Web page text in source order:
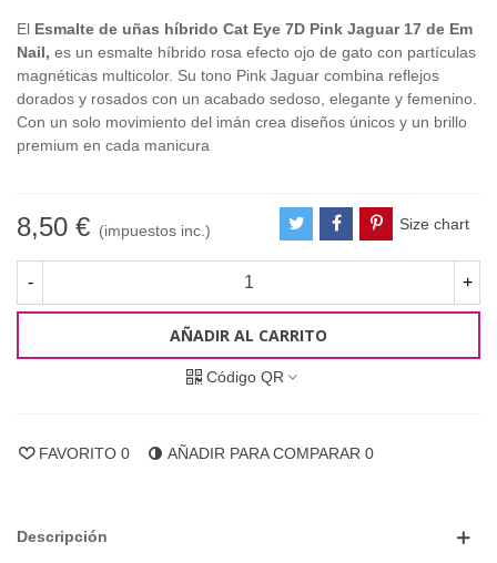
El Esmalte de uñas híbrido Cat Eye 7D Pink Jaguar 17 de Em
Nail, es un esmalte híbrido rosa efecto ojo de gato con partículas
magnéticas multicolor. Su tono Pink Jaguar combina reflejos
dorados y rosados con un acabado sedoso, elegante y femenino.
Con un solo movimiento del imán crea diseños únicos y un brillo
premium en cada manicura
8,50 € (impuestos inc.) Size chart
- +
AÑADIR AL CARRITO
Código QR
FAVORITO 0 AÑADIR PARA COMPARAR 0
Descripción